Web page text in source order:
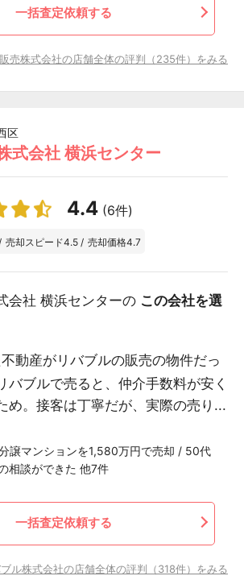
一括査定依頼する
売株式会社の店舗全体の評判（235件）をみる
区
式会社 横浜センター
4.4 (6件)
/ 売却スピード4.5 / 売却価格4.7
会社 横浜センターの この会社を選
動産がリバブルの販売の物件だっ
バブルで売ると、仲介手数料が安く
め。接客は丁寧だが、実際の売り...
譲マンションを1,580万円で売却 / 50代
相談ができた 他7件
一括査定依頼する
ル株式会社の店舗全体の評判（318件）をみる